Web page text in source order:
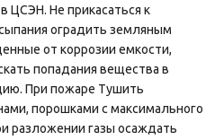
ЦСЭН. Не прикасаться к
оградить земляным
от коррозии емкости,
попадания вещества в
При пожаре Тушить
порошками с максимального
разложении газы осаждать